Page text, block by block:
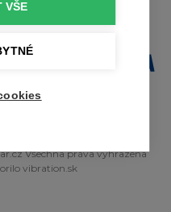
Všechna práva vyhrazena
vibration.sk
VŠE